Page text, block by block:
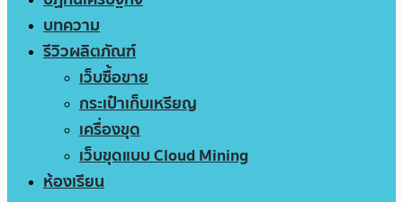
บทความ
รีวิวผลิตภัณฑ์
เว็บซื้อขาย
กระเป๋าเก็บเหรียญ
เครื่องขุด
เว็บขุดแบบ Cloud Mining
ห้องเรียน